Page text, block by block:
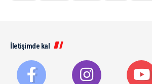
İletişimde kal